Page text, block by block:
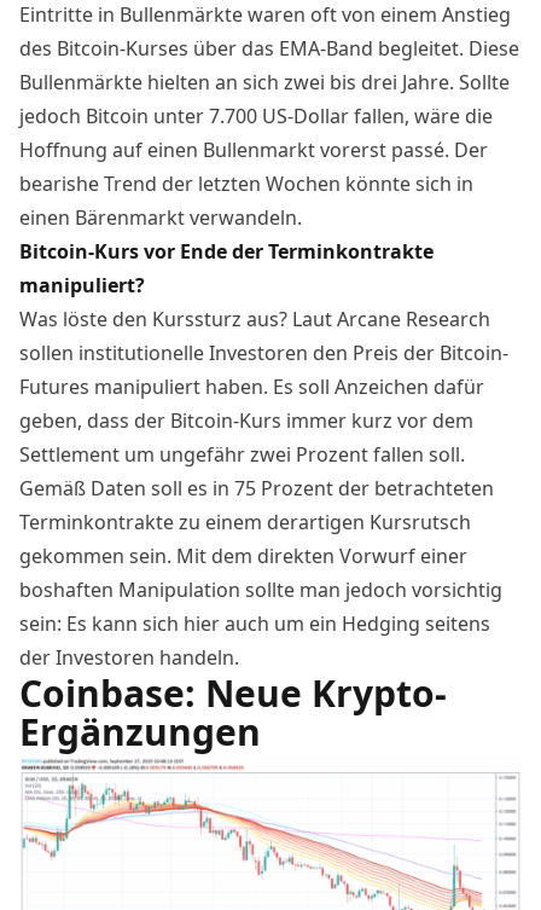
Eintritte in Bullenmärkte waren oft von einem Anstieg
des Bitcoin-Kurses über das EMA-Band begleitet. Diese
Bullenmärkte hielten an sich zwei bis drei Jahre. Sollte
jedoch Bitcoin unter 7.700 US-Dollar fallen, wäre die
Hoffnung auf einen Bullenmarkt vorerst passé. Der
bearishe Trend der letzten Wochen könnte sich in
einen Bärenmarkt verwandeln.
Bitcoin-Kurs vor Ende der Terminkontrakte
manipuliert?
Was löste den Kurssturz aus? Laut Arcane Research
sollen institutionelle Investoren den Preis der Bitcoin-
Futures manipuliert haben. Es soll Anzeichen dafür
geben, dass der Bitcoin-Kurs immer kurz vor dem
Settlement um ungefähr zwei Prozent fallen soll.
Gemäß Daten soll es in 75 Prozent der betrachteten
Terminkontrakte zu einem derartigen Kursrutsch
gekommen sein. Mit dem direkten Vorwurf einer
boshaften Manipulation sollte man jedoch vorsichtig
sein: Es kann sich hier auch um ein Hedging seitens
der Investoren handeln.
Coinbase: Neue Krypto-
Ergänzungen